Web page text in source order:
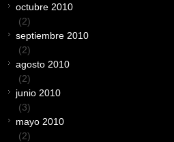
octubre 2010
(2)
septiembre 2010
(2)
agosto 2010
(2)
junio 2010
(3)
mayo 2010
(2)